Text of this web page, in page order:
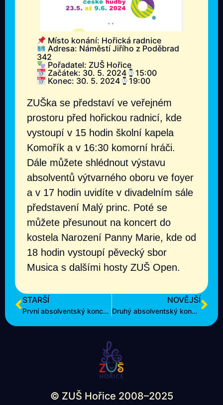
Místo konání: Hořická radnice
Adresa: Náměstí Jiřího z Poděbrad
342
Pořadatel: ZUŠ Hořice
Začátek: 30. 5. 2024
15:00
Konec: 30. 5. 2024
19:00
ZUŠka se představí ve veřejném
prostoru před hořickou radnicí, kde
vystoupí v 15 hodin školní kapela
Komořík a v 16:30 komorní hráči.
Dále můžete shlédnout výstavu
absolventů výtvarného oboru ve foyer
a v 17 hodin uvidíte v divadelním sále
představení Malý princ. Poté se
můžete přesunout na koncert do
kostela Narození Panny Marie, kde od
18 hodin vystoupí pěvecký sbor
Musica s dalšími hosty ZUŠ Open.
STARŠÍ
První absolventský koncert ZUŠ Hořice 2024
NOVĚJŠÍ
Druhý absolventský koncert
© ZUŠ Hořice 2008–2025